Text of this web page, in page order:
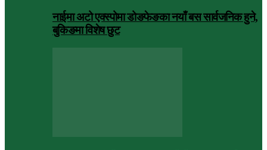
नाईमा अटो एक्स्पोमा डोङफेङका नयाँ बस सार्वजनिक हुने,
बुकिङमा विशेष छुट